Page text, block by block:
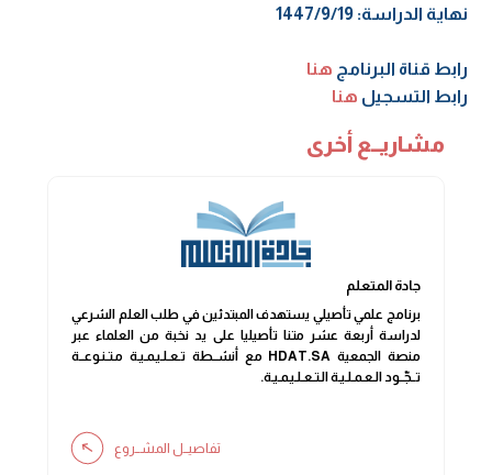
نهاية الدراسة: 1447/9/19
رابط قناة البرنامج هنا
رابط التسجيل هنا
مشاريــع أخرى
جادة المتعلم
برنامج علمي تأصيلي يستهدف المبتدئين في طلب العلم الشرعي
لدراسة أربعة عشر متنا تأصيليا على يد نخبة من العلماء عبر
منصة الجمعية HDAT.SA مع أنشــطة تـعـلـيـمـيـة مـتـنـوعــة
تــجّــود الـعـمـلـيـة الـتـعـلـيـمـيـة.
تفاصيــل المشــروع